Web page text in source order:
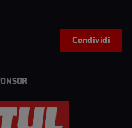
Condividi